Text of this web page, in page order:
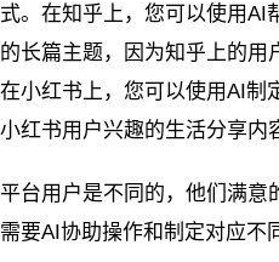
式。在知乎上，您可以使用AI
的长篇主题，因为知乎上的用
在小红书上，您可以使用AI制
小红书用户兴趣的生活分享内
平台用户是不同的，他们满意
需要AI协助操作和制定对应不